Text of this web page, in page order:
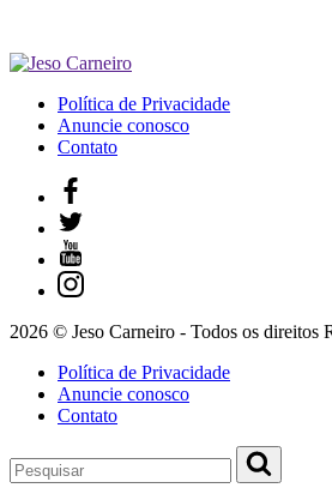
Política de Privacidade
Anuncie conosco
Contato
2026 © Jeso Carneiro - Todos os direitos
Política de Privacidade
Anuncie conosco
Contato